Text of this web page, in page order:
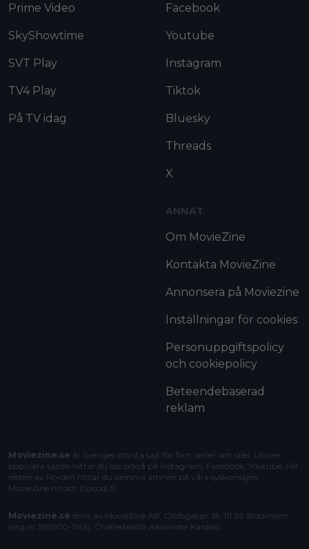
Prime Video
SkyShowtime
SVT Play
TV4 Play
På TV idag
Facebook
Youtube
Instagram
Tiktok
Bluesky
Threads
X
ANNAT
Om MovieZine
Kontakta MovieZine
Annonsera på Moviezine
Inställningar för cookies
Personuppgiftspolicy
och cookiepolicy
Beteendebaserad
reklam
Moviezine.se är Sveriges största sajt för film, serier och spel. Utöver
populära sajten hittar du oss också på Instagram, Facebook, Youtube. För
resten av Norden hittar du samma ämnen på våra syskonsajter
MovieZine.no och Episodi.fi
Moviezine.se drivs av MovieZine AB, Olofsgatan 18, 111 36 Stockholm
(org.nr 559200-1142). Chefredaktör Alexander Kardelo